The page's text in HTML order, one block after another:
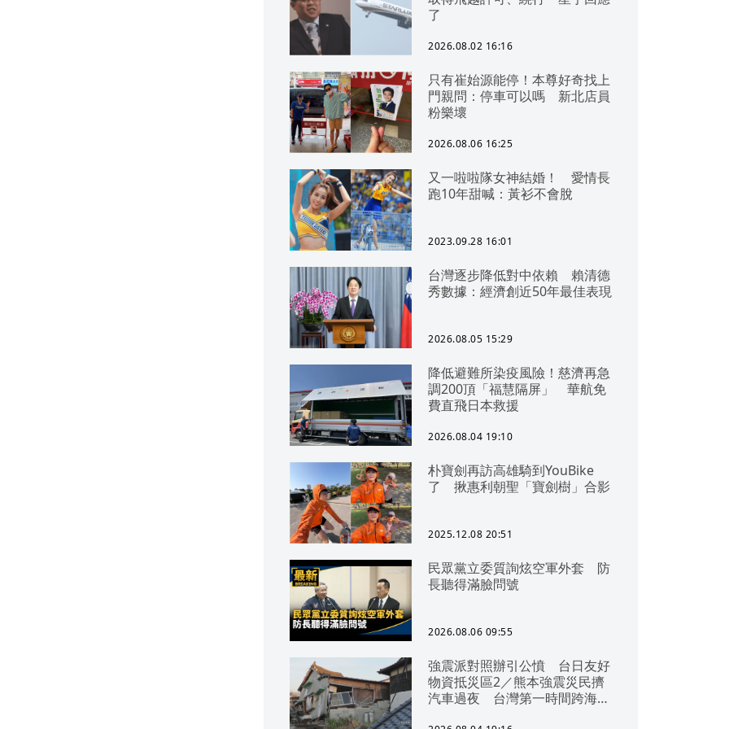
了
2026.08.02 16:16
只有崔始源能停！本尊好奇找上
門親問：停車可以嗎 新北店員
粉樂壞
2026.08.06 16:25
又一啦啦隊女神結婚！ 愛情長
跑10年甜喊：黃衫不會脫
2023.09.28 16:01
台灣逐步降低對中依賴 賴清德
秀數據：經濟創近50年最佳表現
2026.08.05 15:29
降低避難所染疫風險！慈濟再急
調200頂「福慧隔屏」 華航免
費直飛日本救援
2026.08.04 19:10
朴寶劍再訪高雄騎到YouBike
了 揪惠利朝聖「寶劍樹」合影
2025.12.08 20:51
民眾黨立委質詢炫空軍外套 防
長聽得滿臉問號
2026.08.06 09:55
強震派對照辦引公憤 台日友好
物資抵災區2／熊本強震災民擠
汽車過夜 台灣第一時間跨海急